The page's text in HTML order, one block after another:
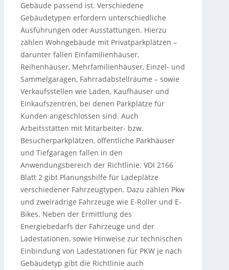
Gebäude passend ist. Verschiedene
Gebäudetypen erfordern unterschiedliche
Ausführungen oder Ausstattungen. Hierzu
zählen Wohngebäude mit Privatparkplätzen –
darunter fallen Einfamilienhäuser,
Reihenhäuser, Mehrfamilienhäuser, Einzel- und
Sammelgaragen, Fahrradabstellräume – sowie
Verkaufsstellen wie Läden, Kaufhäuser und
Einkaufszentren, bei denen Parkplätze für
Kunden angeschlossen sind. Auch
Arbeitsstätten mit Mitarbeiter- bzw.
Besucherparkplätzen, öffentliche Parkhäuser
und Tiefgaragen fallen in den
Anwendungsbereich der Richtlinie. VDI 2166
Blatt 2 gibt Planungshilfe für Ladeplätze
verschiedener Fahrzeugtypen. Dazu zählen Pkw
und zweirädrige Fahrzeuge wie E-Roller und E-
Bikes. Neben der Ermittlung des
Energiebedarfs der Fahrzeuge und der
Ladestationen, sowie Hinweise zur technischen
Einbindung von Ladestationen für PKW je nach
Gebäudetyp gibt die Richtlinie auch